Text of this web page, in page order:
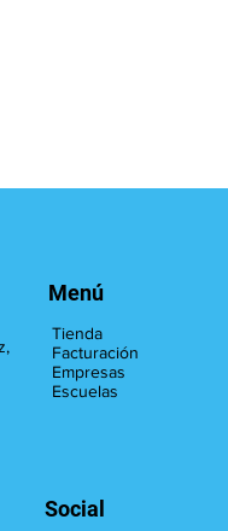
Social
Tienda
Facturación
Empresas
Escuelas
Menú